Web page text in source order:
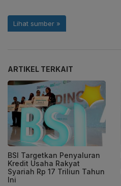
ARTIKEL TERKAIT
BSI Targetkan Penyaluran
Kredit Usaha Rakyat
Syariah Rp 17 Triliun Tahun
Ini